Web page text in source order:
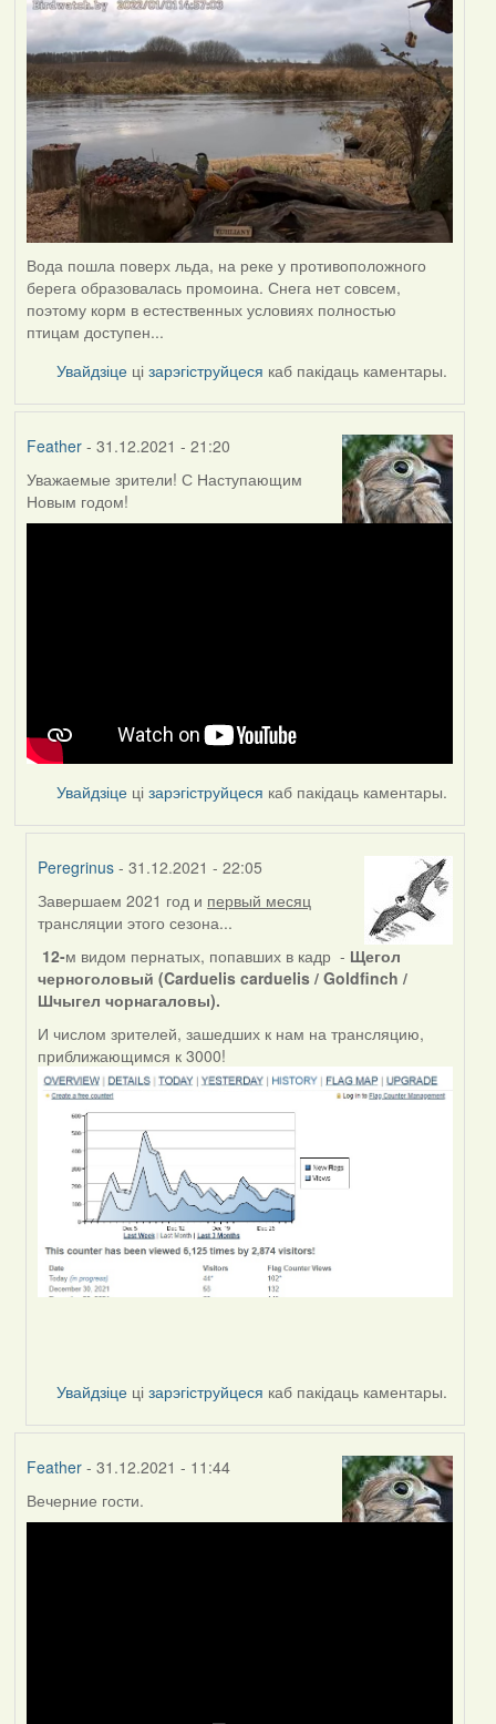
Вода пошла поверх льда, на реке у противоположного
берега образовалась промоина. Снега нет совсем,
поэтому корм в естественных условиях полностью
птицам доступен...
Увайдзіце цізарэгіструйцеся каб пакідаць каментары.
Feather- 31.12.2021 - 21:20
Уважаемые зрители! С Наступающим
Новым годом!
Увайдзіце цізарэгіструйцеся каб пакідаць каментары.
Peregrinus - 31.12.2021 - 22:05
In
reply
to
by
Feather
Завершаем 2021 год и первый месяц
трансляции этого сезона...
12-м видом пернатых, попавших в кадр - Щегол
черноголовый (Carduelis carduelis / Goldfinch /
Шчыгел чорнагаловы).
И числом зрителей, зашедших к нам на трансляцию,
приближающимся к 3000!
Увайдзіце цізарэгіструйцеся каб пакідаць каментары.
Feather- 31.12.2021 - 11:44
Вечерние гости.